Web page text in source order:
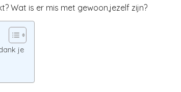
Wat is er mis met gewoon,jezelf zijn?
je